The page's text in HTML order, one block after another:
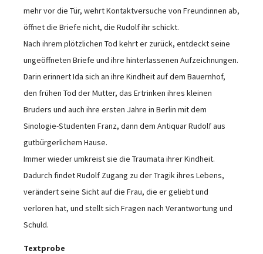
mehr vor die Tür, wehrt Kontaktversuche von Freundinnen ab,
öffnet die Briefe nicht, die Rudolf ihr schickt.
Nach ihrem plötzlichen Tod kehrt er zurück, entdeckt seine
ungeöffneten Briefe und ihre hinterlassenen Aufzeichnungen.
Darin erinnert Ida sich an ihre Kindheit auf dem Bauernhof,
den frühen Tod der Mutter, das Ertrinken ihres kleinen
Bruders und auch ihre ersten Jahre in Berlin mit dem
Sinologie-Studenten Franz, dann dem Antiquar Rudolf aus
gutbürgerlichem Hause.
Immer wieder umkreist sie die Traumata ihrer Kindheit.
Dadurch findet Rudolf Zugang zu der Tragik ihres Lebens,
verändert seine Sicht auf die Frau, die er geliebt und
verloren hat, und stellt sich Fragen nach Verantwortung und
Schuld.
Textprobe